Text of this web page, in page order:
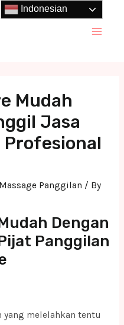
Mudah
Jasa
Panggilan / By
Dengan
Panggilan
melelahkan tentu
Indonesian